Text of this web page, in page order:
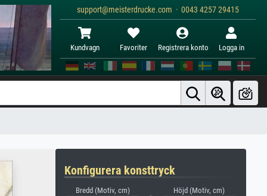
support@meisterdrucke.com · 0043 4257 29415
Kundvagn Favoriter Registrera konto Logga in
Konfigurera konsttryck
Bredd (Motiv, cm) Höjd (Motiv, cm)